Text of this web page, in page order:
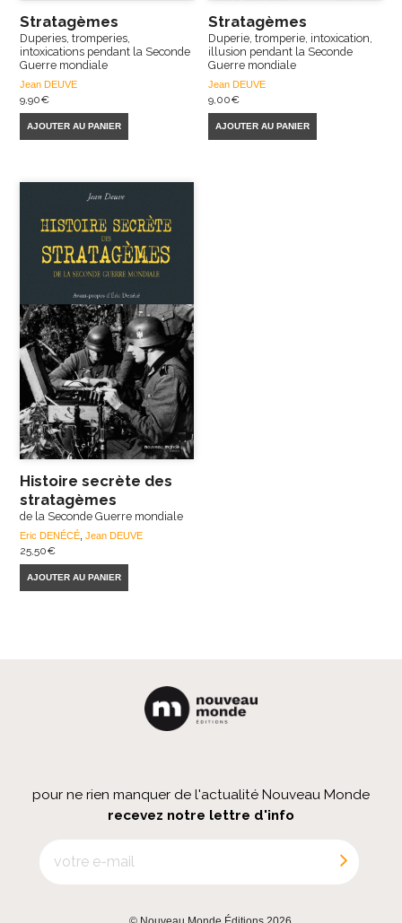
Stratagèmes
Duperies, tromperies,
intoxications pendant la Seconde
Guerre mondiale
Jean DEUVE
9,90€
AJOUTER AU PANIER
Stratagèmes
Duperie, tromperie, intoxication,
illusion pendant la Seconde
Guerre mondiale
Jean DEUVE
9,00€
AJOUTER AU PANIER
Histoire secrète des
stratagèmes
de la Seconde Guerre mondiale
Eric DENÉCÉ ,Jean DEUVE
25,50€
AJOUTER AU PANIER
pour ne rien manquer de l'actualité Nouveau Monde
recevez notre lettre d'info